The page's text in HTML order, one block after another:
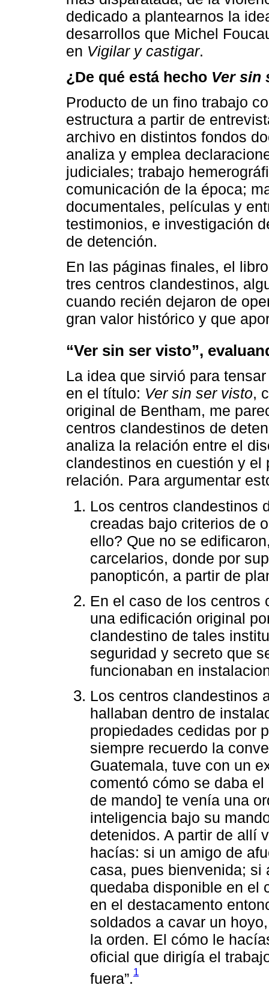
dedicado a plantearnos la
desarrollos que Michel
en Vigilar y castigar.
¿De qué está hecho Ver sin
Producto de un fino trabajo
estructura a partir de
archivo en distintos fondos
analiza y emplea
judiciales; trabajo
comunicación de la época;
documentales, películas y
testimonios, e investigación
de detención.
En las páginas finales, el
tres centros clandestinos,
cuando recién dejaron de
gran valor histórico y que
“Ver sin ser visto”,
La idea que sirvió para
en el título: Ver sin ser visto,
original de Bentham, me
centros clandestinos de
analiza la relación entre el
clandestinos en cuestión y el
relación. Para argumentar
Los centros clandestinos
creadas bajo criterios de
ello? Que no se
carcelarios, donde por
panopticón, a partir de
En el caso de los centros
una edificación original
clandestino de tales
seguridad y secreto que
funcionaban en
Los centros clandestinos
hallaban dentro de
propiedades cedidas por
siempre recuerdo la
Guatemala, tuve con un
comentó cómo se daba
de mando] te venía una
inteligencia bajo su
detenidos. A partir de allí
hacías: si un amigo de
casa, pues bienvenida; si
quedaba disponible en el
en el destacamento
soldados a cavar un
la orden. El cómo le
oficial que dirigía el
fuera”.1